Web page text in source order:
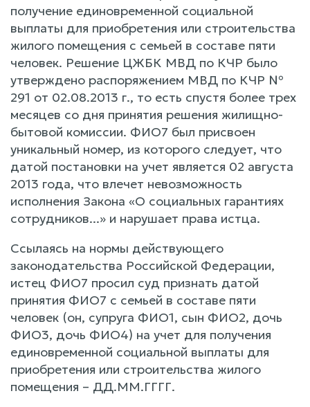
получение единовременной социальной
выплаты для приобретения или строительства
жилого помещения с семьей в составе пяти
человек. Решение ЦЖБК МВД по КЧР было
утверждено распоряжением МВД по КЧР №
291 от 02.08.2013 г., то есть спустя более трех
месяцев со дня принятия решения жилищно-
бытовой комиссии. ФИО7 был присвоен
уникальный номер, из которого следует, что
датой постановки на учет является 02 августа
2013 года, что влечет невозможность
исполнения Закона «О социальных гарантиях
сотрудников...» и нарушает права истца.
Ссылаясь на нормы действующего
законодательства Российской Федерации,
истец ФИО7 просил суд признать датой
принятия ФИО7 с семьей в составе пяти
человек (он, супруга ФИО1, сын ФИО2, дочь
ФИО3, дочь ФИО4) на учет для получения
единовременной социальной выплаты для
приобретения или строительства жилого
помещения – ДД.ММ.ГГГГ.